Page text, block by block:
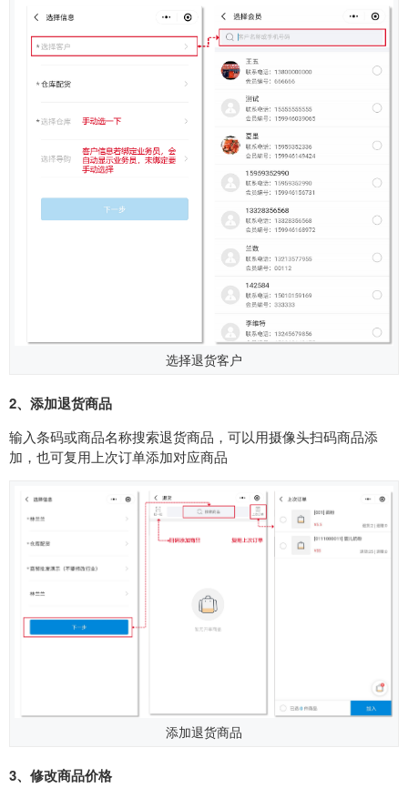
选择退货客户
2、添加退货商品
输入条码或商品名称搜索退货商品，可以用摄像头扫码商品添
加，也可复用上次订单添加对应商品
添加退货商品
3、 修改商品价格